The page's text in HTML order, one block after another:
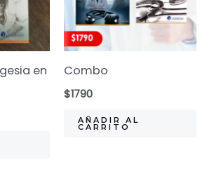
en
Combo
$1790
AÑADIR AL
CARRITO